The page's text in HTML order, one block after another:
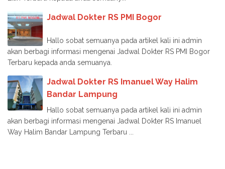
Jadwal Dokter RS PMI Bogor
Hallo sobat semuanya pada artikel kali ini admin
akan berbagi informasi mengenai Jadwal Dokter RS PMI Bogor
Terbaru kepada anda semuanya.
Jadwal Dokter RS Imanuel Way Halim
Bandar Lampung
Hallo sobat semuanya pada artikel kali ini admin
akan berbagi informasi mengenai Jadwal Dokter RS Imanuel
Way Halim Bandar Lampung Terbaru ...